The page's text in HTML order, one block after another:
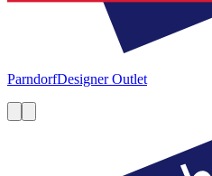
ParndorfDesigner Outlet